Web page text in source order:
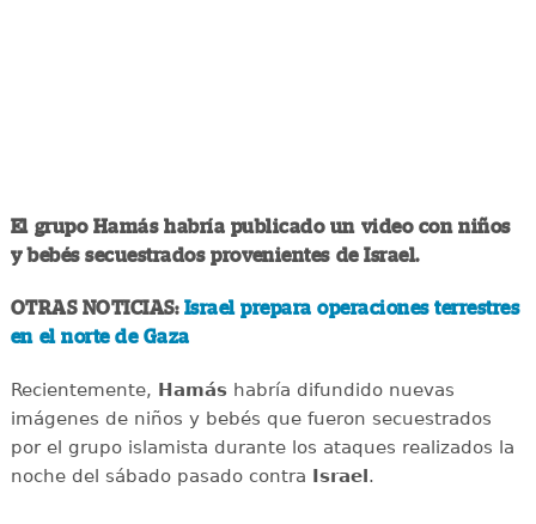
El grupo Hamás habría publicado un video con niños
y bebés secuestrados provenientes de Israel.
OTRAS NOTICIAS: Israel prepara operaciones terrestres
en el norte de Gaza
Recientemente, Hamáshabría difundido nuevas
imágenes de niños y bebés que fueron secuestrados
por el grupo islamista durante los ataques realizados la
noche del sábado pasado contra Israel.